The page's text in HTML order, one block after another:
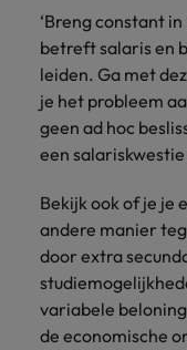
‘Breng constant
betreft salaris en
leiden. Ga met
je het probleem
geen ad hoc
een
Bekijk ook of je je
andere manier
door extra
variabele
de economische